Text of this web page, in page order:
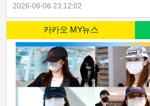
2026-06-06 23:12:02
카카오 MY뉴스